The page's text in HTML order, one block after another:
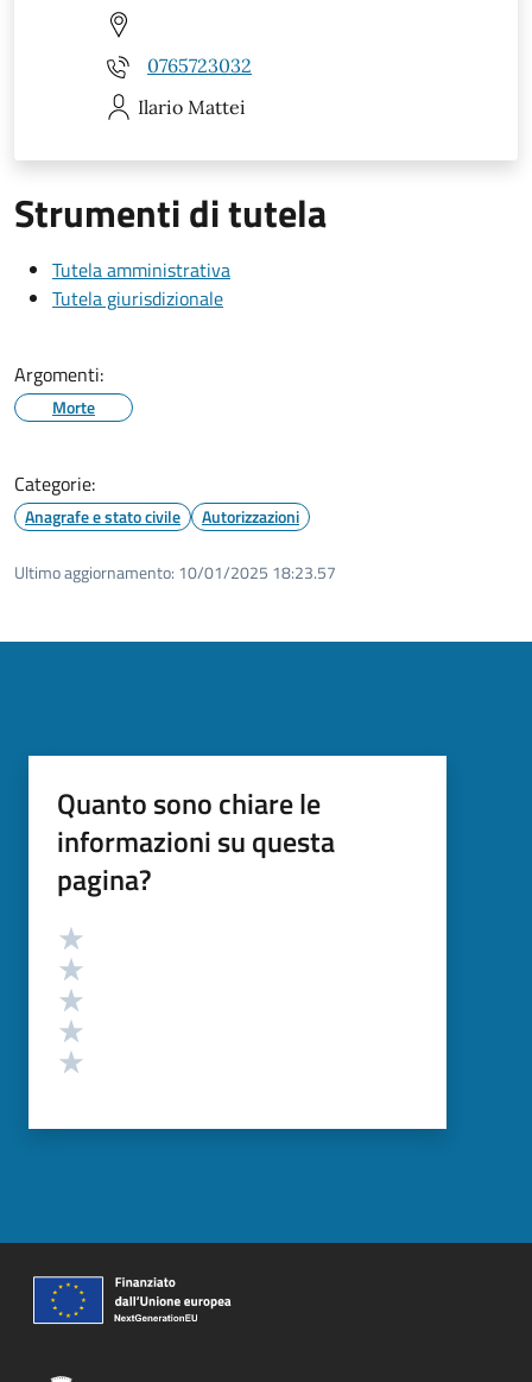
0765723032
Ilario Mattei
Strumenti di tutela
Tutela amministrativa
Tutela giurisdizionale
Argomenti:
Morte
Categorie:
Anagrafe e stato civile Autorizzazioni
Ultimo aggiornamento: 10/01/2025 18:23.57
Quanto sono chiare le
informazioni su questa
pagina?
Valutazione